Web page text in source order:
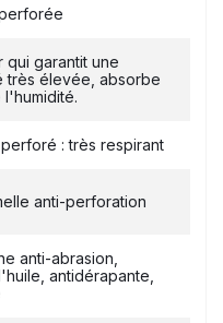
qui garantit une
très élevée, absorbe
: très respirant
anti-perforation
anti-abrasion,
antidérapante,